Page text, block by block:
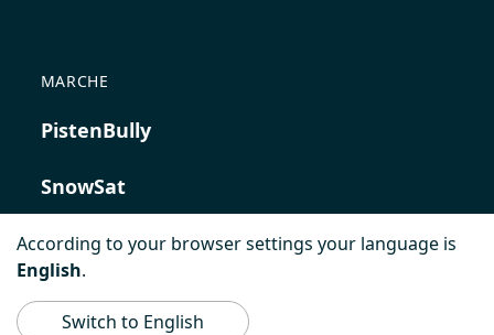
MARCHE
PistenBully
SnowSat
PowerBully
BeachTech
According to your browser settings your language is
English.
Switch to English